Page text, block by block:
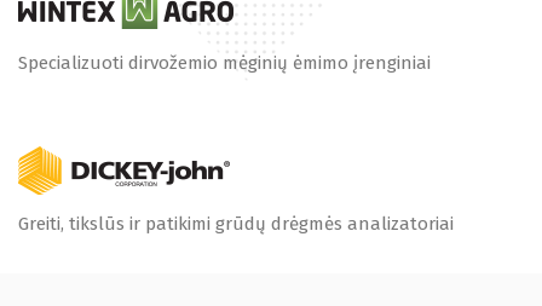
Specializuoti dirvožemio mėginių ėmimo įrenginiai
Greiti, tikslūs ir patikimi grūdų drėgmės analizatoriai